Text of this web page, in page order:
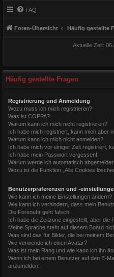
FAQ
Foren-Übersicht Häufig gestellte
Aktuelle Zeit: 06
Häufig gestellte Fragen
Registrierung und Anmeldung
Wozu muss ich mich registrieren?
Was ist COPPA?
Warum kann ich mich nicht registrieren?
Ich habe mich registriert, kann mich aber
Warum kann ich mich nicht anmelden?
Ich habe mich vor einiger Zeit registriert,
Ich habe mein Passwort vergessen!
Warum werde ich automatisch
Wozu ist die Funktion „Alle Cookies
Benutzerpräferenzen und -
Wie kann ich meine Einstellungen ändern?
Wie kann ich verhindern, dass mein
Die Forenuhr geht falsch!
Ich habe die Zeitzone eingestellt, aber die
Meine Sprache steht auf diesem Board
Was sind das für Bilder, die bei meinem
Wie verwende ich einen Avatar?
Was ist mein Rang und wie kann ich ihn
Wenn ich bei einem Benutzer auf den E-
anzumelden.